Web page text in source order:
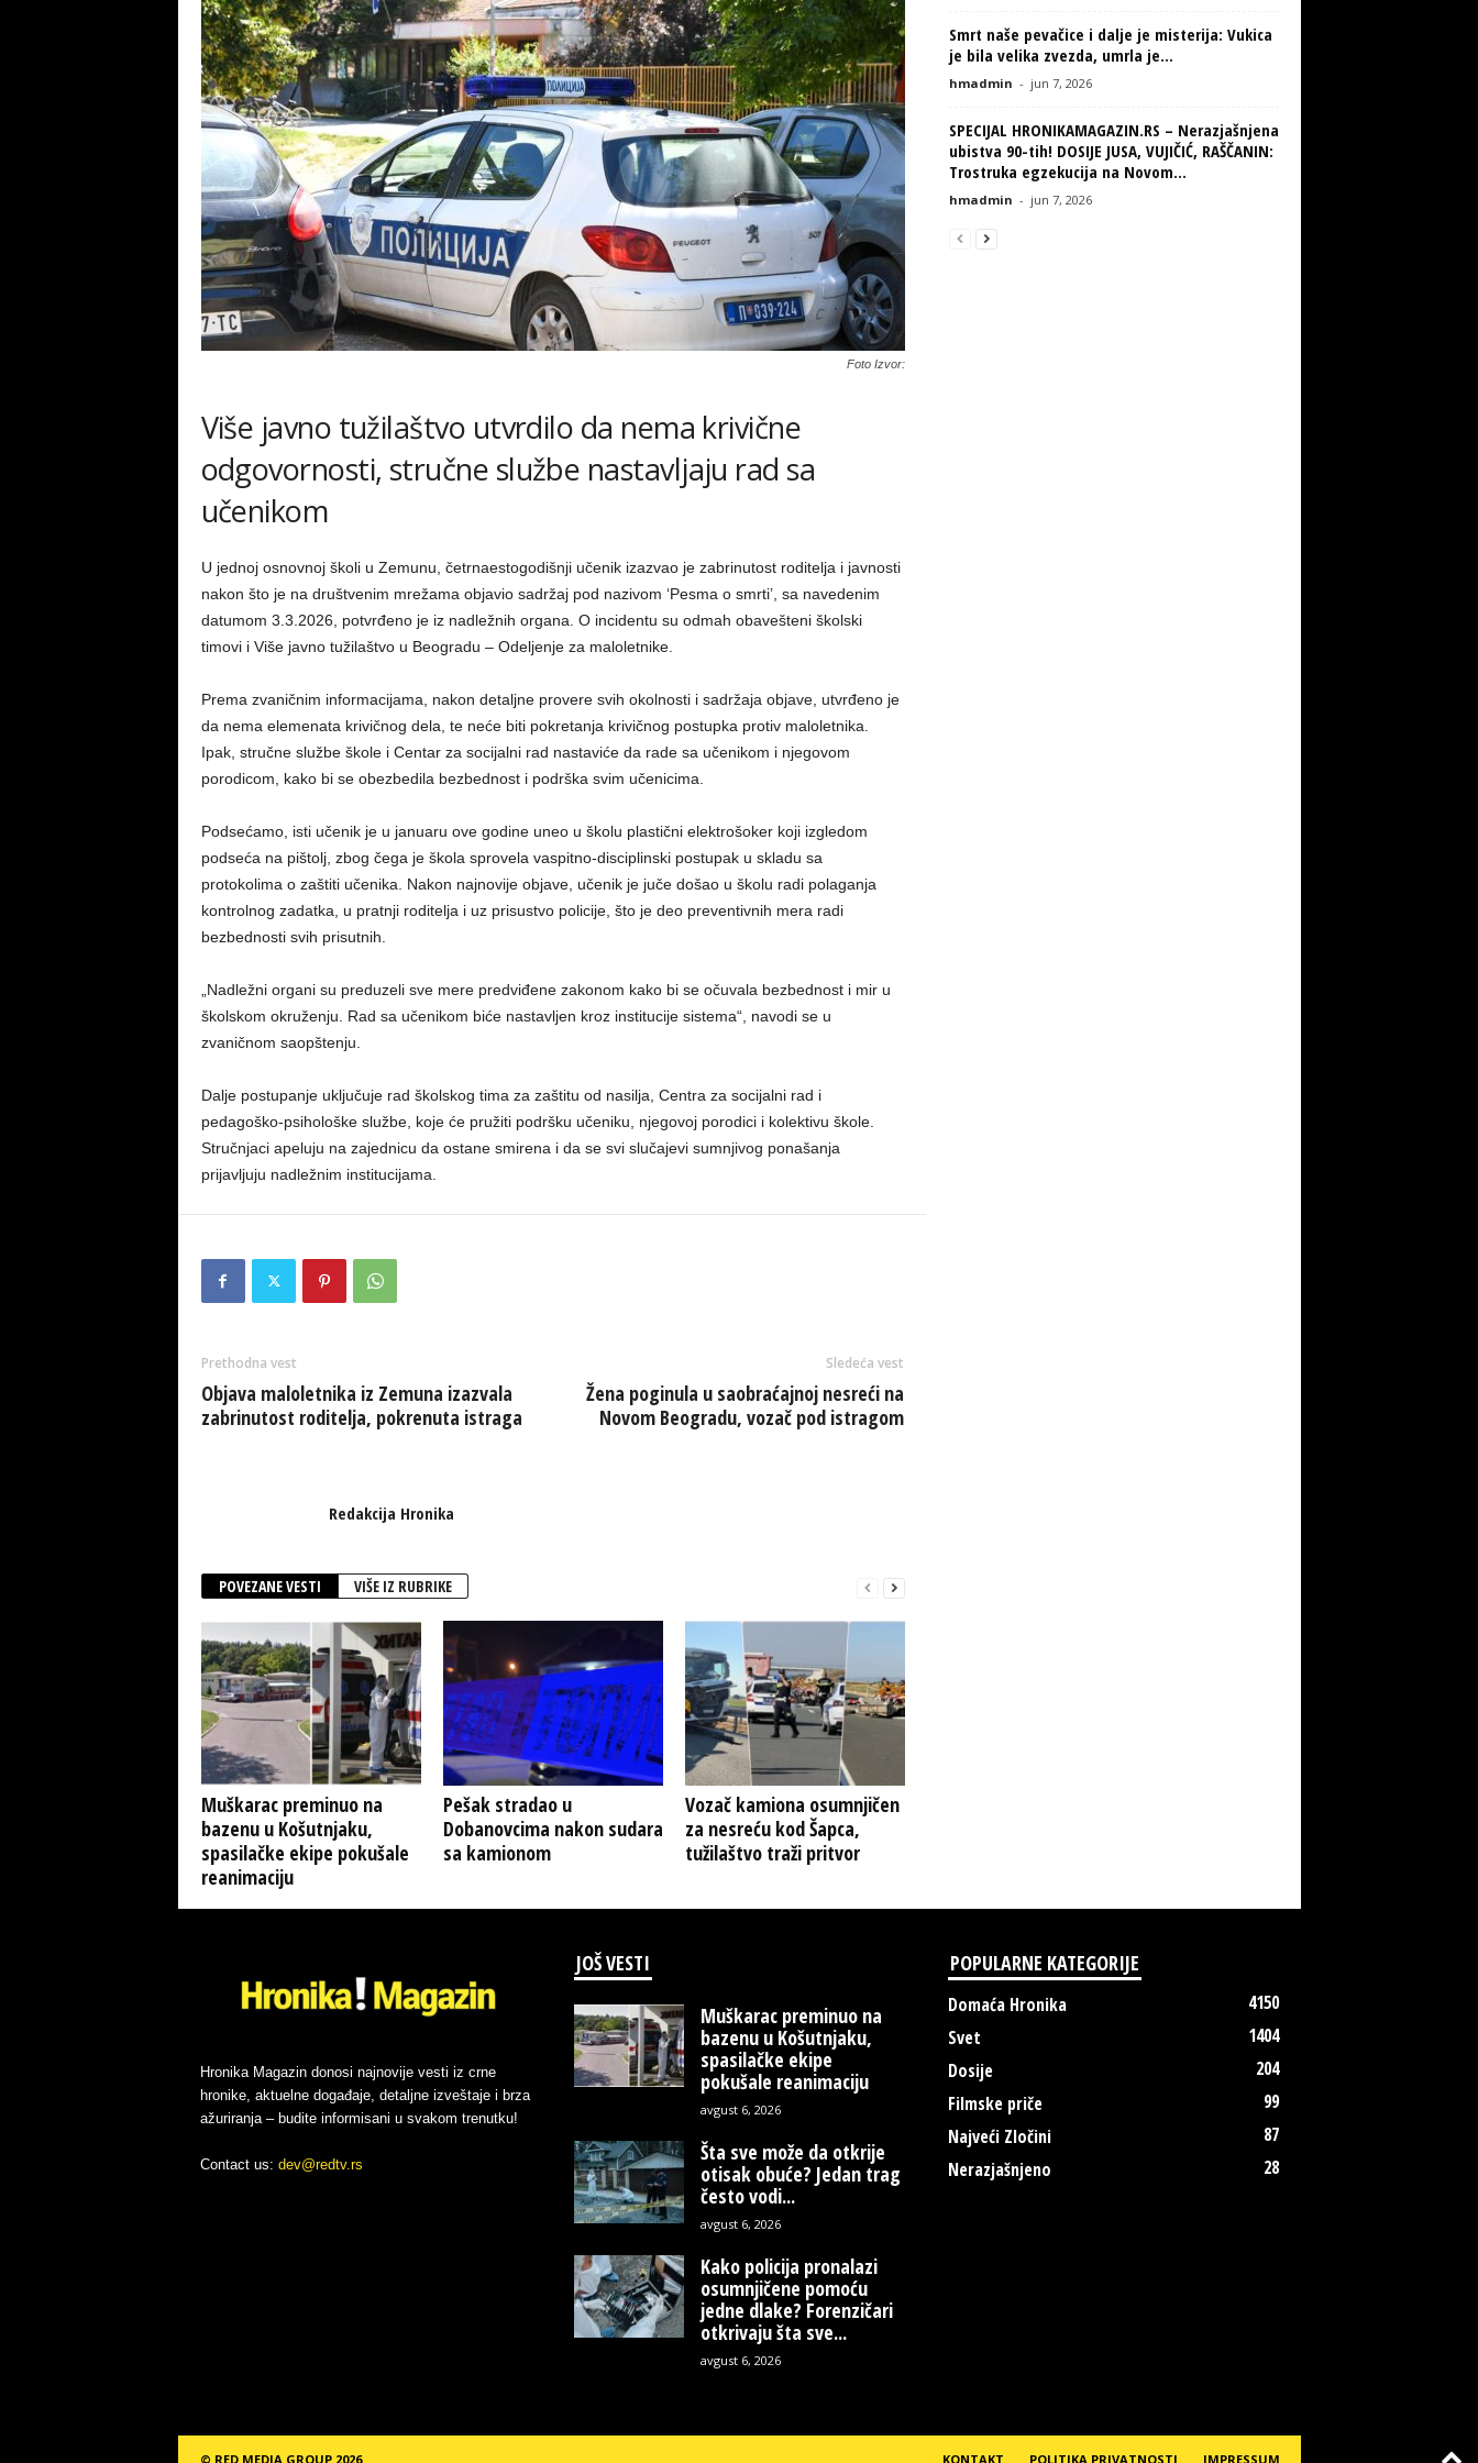
Foto Izvor:
Više javno tužilaštvo utvrdilo da nema krivične
odgovornosti, stručne službe nastavljaju rad sa
učenikom
U jednoj osnovnoj školi u Zemunu, četrnaestogodišnji učenik izazvao je zabrinutost roditelja i javnosti
nakon što je na društvenim mrežama objavio sadržaj pod nazivom ‘Pesma o smrti’, sa navedenim
datumom 3.3.2026, potvrđeno je iz nadležnih organa. O incidentu su odmah obavešteni školski
timovi i Više javno tužilaštvo u Beogradu – Odeljenje za maloletnike.
Prema zvaničnim informacijama, nakon detaljne provere svih okolnosti i sadržaja objave, utvrđeno je
da nema elemenata krivičnog dela, te neće biti pokretanja krivičnog postupka protiv maloletnika.
Ipak, stručne službe škole i Centar za socijalni rad nastaviće da rade sa učenikom i njegovom
porodicom, kako bi se obezbedila bezbednost i podrška svim učenicima.
Podsećamo, isti učenik je u januaru ove godine uneo u školu plastični elektrošoker koji izgledom
podseća na pištolj, zbog čega je škola sprovela vaspitno-disciplinski postupak u skladu sa
protokolima o zaštiti učenika. Nakon najnovije objave, učenik je juče došao u školu radi polaganja
kontrolnog zadatka, u pratnji roditelja i uz prisustvo policije, što je deo preventivnih mera radi
bezbednosti svih prisutnih.
„Nadležni organi su preduzeli sve mere predviđene zakonom kako bi se očuvala bezbednost i mir u
školskom okruženju. Rad sa učenikom biće nastavljen kroz institucije sistema“, navodi se u
zvaničnom saopštenju.
Dalje postupanje uključuje rad školskog tima za zaštitu od nasilja, Centra za socijalni rad i
pedagoško-psihološke službe, koje će pružiti podršku učeniku, njegovoj porodici i kolektivu škole.
Stručnjaci apeluju na zajednicu da ostane smirena i da se svi slučajevi sumnjivog ponašanja
prijavljuju nadležnim institucijama.
Prethodna vest
Objava maloletnika iz Zemuna izazvala
zabrinutost roditelja, pokrenuta istraga
Sledeća vest
Žena poginula u saobraćajnoj nesreći na
Novom Beogradu, vozač pod istragom
Redakcija Hronika
POVEZANE VESTI VIŠE IZ RUBRIKE
Muškarac preminuo na
bazenu u Košutnjaku,
spasilačke ekipe pokušale
reanimaciju
Pešak stradao u
Dobanovcima nakon sudara
sa kamionom
Vozač kamiona osumnjičen
za nesreću kod Šapca,
tužilaštvo traži pritvor
Smrt naše pevačice i dalje je misterija: Vukica
je bila velika zvezda, umrla je...
hmadmin - jun 7, 2026
SPECIJAL HRONIKAMAGAZIN.RS – Nerazjašnjena
ubistva 90-tih! DOSIJE JUSA, VUJIČIĆ, RAŠČANIN:
Trostruka egzekucija na Novom...
hmadmin - jun 7, 2026
Hronika Magazin donosi najnovije vesti iz crne
hronike, aktuelne događaje, detaljne izveštaje i brza
ažuriranja – budite informisani u svakom trenutku!
Contact us: dev@redtv.rs
JOŠ VESTI
Muškarac preminuo na
bazenu u Košutnjaku,
spasilačke ekipe
pokušale reanimaciju
avgust 6, 2026
Šta sve može da otkrije
otisak obuće? Jedan trag
često vodi...
avgust 6, 2026
Kako policija pronalazi
osumnjičene pomoću
jedne dlake? Forenzičari
otkrivaju šta sve...
avgust 6, 2026
POPULARNE KATEGORIJE
Domaća Hronika
4150
Svet
1404
Dosije
204
Filmske priče
99
Najveći Zločini
87
Nerazjašnjeno
28
KONTAKT POLITIKA PRIVATNOSTI IMPRESSUM
© RED MEDIA GROUP 2026